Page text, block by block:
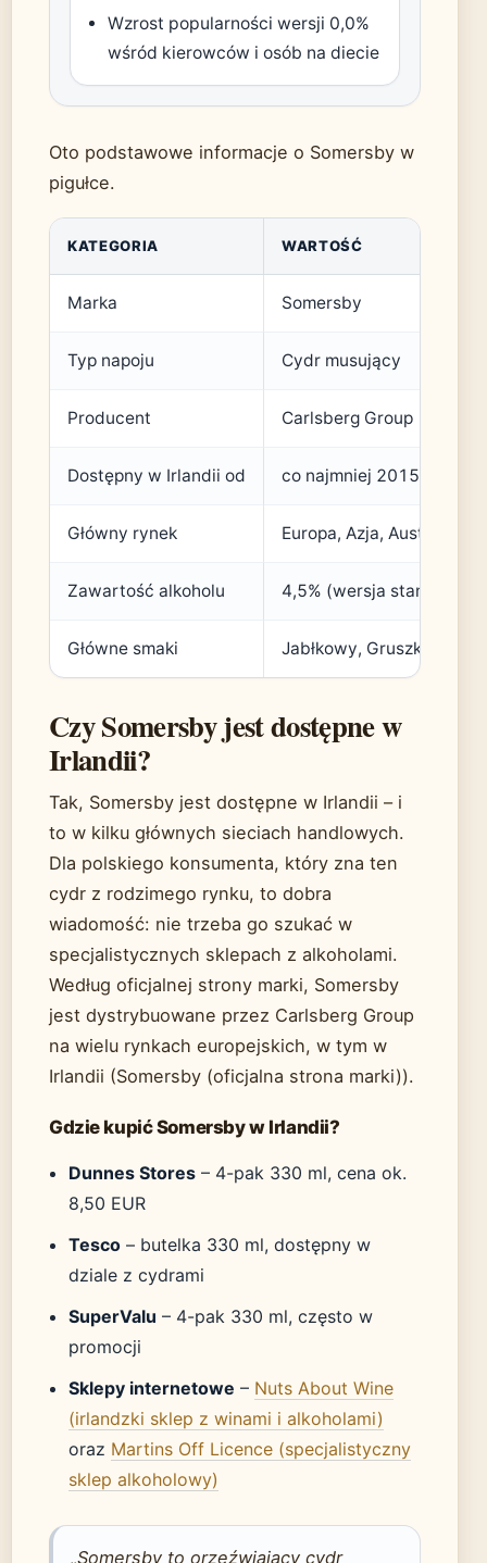
Wzrost popularności wersji 0,0%
wśród kierowców i osób na diecie
Oto podstawowe informacje o Somersby w
pigułce.
KATEGORIA WARTOŚĆ
Marka Somersby
Typ napoju Cydr musujący
Producent Carlsberg Group
Dostępny w Irlandii od co najmniej 2015 r.
Główny rynek Europa, Azja, Australia
Zawartość alkoholu 4,5% (wersja
Główne smaki Jabłkowy, Gruszkowy,
Czy Somersby jest dostępne w
Irlandii?
Tak, Somersby jest dostępne w Irlandii – i
to w kilku głównych sieciach handlowych.
Dla polskiego konsumenta, który zna ten
cydr z rodzimego rynku, to dobra
wiadomość: nie trzeba go szukać w
specjalistycznych sklepach z alkoholami.
Według oficjalnej strony marki, Somersby
jest dystrybuowane przez Carlsberg Group
na wielu rynkach europejskich, w tym w
Irlandii (Somersby (oficjalna strona marki)).
Gdzie kupić Somersby w Irlandii?
Dunnes Stores – 4-pak 330 ml, cena ok.
8,50 EUR
Tesco – butelka 330 ml, dostępny w
dziale z cydrami
SuperValu – 4-pak 330 ml, często w
promocji
Sklepy internetowe – Nuts About Wine
(irlandzki sklep z winami i alkoholami)
oraz Martins Off Licence (specjalistyczny
sklep alkoholowy)
„Somersby to orzeźwiający cydr